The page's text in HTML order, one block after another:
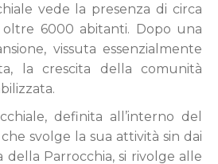
vede la presenza di circa
6000 abitanti. Dopo una
vissuta essenzialmente
la crescita della comunità
definita all’interno del
svolge la sua attività sin dai
della Parrocchia, si rivolge alle